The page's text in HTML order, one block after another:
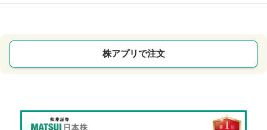
株アプリで注文